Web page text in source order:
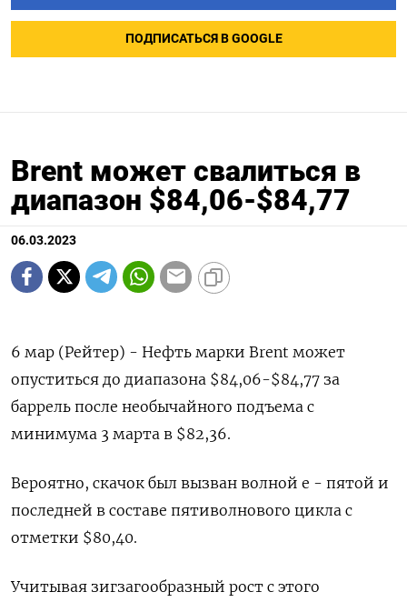
ПОДПИСАТЬСЯ В GOOGLE
Brent может свалиться в
диапазон $84,06-$84,77
06.03.2023
6 мар (Рейтер) - Нефть марки Brent может
опуститься до диапазона $84,06-$84,77 за
баррель после необычайного подъема с
минимума 3 марта в $82,36.
Вероятно, скачок был вызван волной e - пятой и
последней в составе пятиволнового цикла с
отметки $80,40.
Учитывая зигзагообразный рост с этого